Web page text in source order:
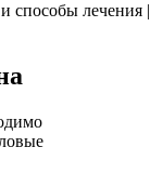
способы лечения |